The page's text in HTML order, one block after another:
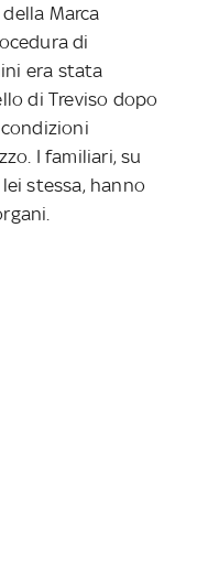
Marca
di
era stata
di Treviso dopo
I familiari, su
stessa, hanno